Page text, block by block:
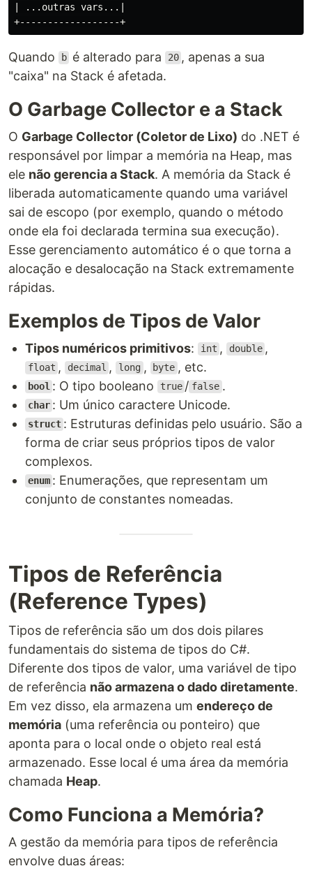
| ...outras vars...|
Quando b é alterado para 20 , apenas a sua
"caixa" na Stack é afetada.
O Garbage Collector e a Stack
O Garbage Collector (Coletor de Lixo) do .NET é
responsável por limpar a memória na Heap, mas
ele não gerencia a Stack. A memória da Stack é
liberada automaticamente quando uma variável
sai de escopo (por exemplo, quando o método
onde ela foi declarada termina sua execução).
Esse gerenciamento automático é o que torna a
alocação e desalocação na Stack extremamente
rápidas.
Exemplos de Tipos de Valor
Tipos numéricos primitivos: int , double ,
float , decimal , long , byte , etc.
bool : O tipo booleano true / false .
char : Um único caractere Unicode.
struct : Estruturas definidas pelo usuário. São a
forma de criar seus próprios tipos de valor
complexos.
enum : Enumerações, que representam um
conjunto de constantes nomeadas.
Tipos de Referência
(Reference Types)
Tipos de referência são um dos dois pilares
fundamentais do sistema de tipos do C#.
Diferente dos tipos de valor, uma variável de tipo
de referência não armazena o dado diretamente.
Em vez disso, ela armazena um endereço de
memória (uma referência ou ponteiro) que
aponta para o local onde o objeto real está
armazenado. Esse local é uma área da memória
chamada Heap.
Como Funciona a Memória?
A gestão da memória para tipos de referência
envolve duas áreas: